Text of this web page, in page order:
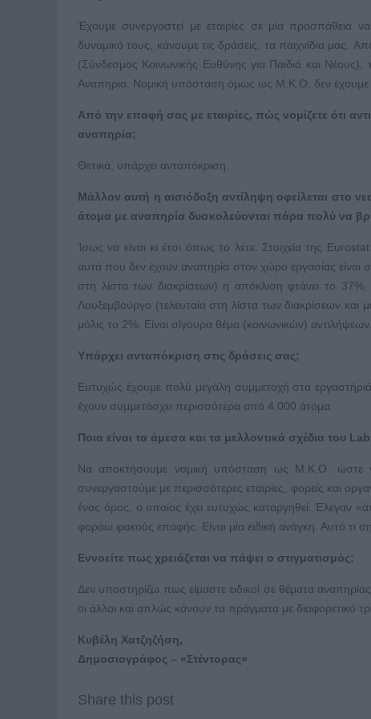
Έχουμε συνεργαστεί με εταιρίες σε μία προσπάθεια
δυναμικό τους, κάνουμε τις δράσεις, τα παιχνίδια μας.
(Σύνδεσμος Κοινωνικής Ευθύνης για Παιδιά και
Αναπηρία. Νομική υπόσταση όμως ως Μ.Κ.Ο. δεν έχουμε
Από την επαφή σας με εταιρίες, πώς νομίζετε ότι
αναπηρία;
Θετικά, υπάρχει ανταπόκριση.
Μάλλον αυτή η αισιόδοξη αντίληψη οφείλεται στο
άτομα με αναπηρία δυσκολεύονται πάρα πολύ να
Ίσως να είναι κι έτσι όπως το λέτε. Στοιχεία της
αυτά που δεν έχουν αναπηρία στον χώρο εργασίας
στη λίστα των διακρίσεων) η απόκλιση φτάνει το
Λουξεμβούργο (τελευταία στη λίστα των διακρίσεων και
μόλις το 2%. Είναι σίγουρα θέμα (κοινωνικών) αντιλήψεων.
Υπάρχει ανταπόκριση στις δράσεις σας;
Ευτυχώς έχουμε πολύ μεγάλη συμμετοχή στα
έχουν συμμετάσχει περισσότερα από 4.000 άτομα.
Ποια είναι τα άμεσα και τα μελλοντικά σχέδια του
Να αποκτήσουμε νομική υπόσταση ως Μ.Κ.Ο. ώστε
συνεργαστούμε με περισσότερες εταιρίες, φορείς και
ένας όρος, ο οποίος έχει ευτυχώς καταργηθεί. Έλεγαν
φοράω φακούς επαφής. Είναι μία ειδική ανάγκη. Αυτό τι
Εννοείτε πως χρειάζεται να πάψει ο στιγματισμός;
Δεν υποστηρίζω πως είμαστε ειδικοί σε θέματα
οι άλλοι και απλώς κάνουν τα πράγματα με διαφορετικό
Κυβέλη Χατζηζήση,
Δημοσιογράφος – «Στέντορας»
Share this post